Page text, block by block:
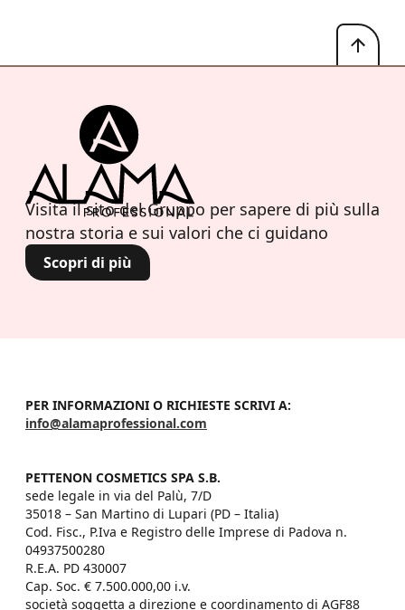
Visita il sito del Gruppo per sapere di più sulla
nostra storia e sui valori che ci guidano
Scopri di più
PER INFORMAZIONI O RICHIESTE SCRIVI A:
info@alamaprofessional.com
PETTENON COSMETICS SPA S.B.
sede legale in via del Palù, 7/D
35018 – San Martino di Lupari (PD – Italia)
Cod. Fisc., P.Iva e Registro delle Imprese di Padova n.
04937500280
R.E.A. PD 430007
Cap. Soc. € 7.500.000,00 i.v.
società soggetta a direzione e coordinamento di AGF88